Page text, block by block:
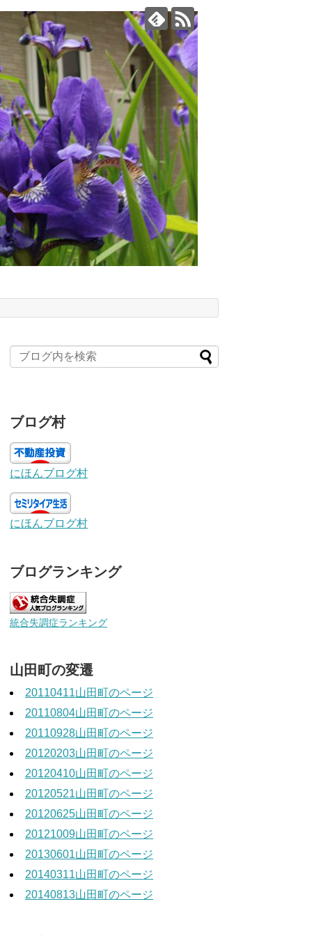
ブログ村
にほんブログ村
にほんブログ村
ブログランキング
統合失調症ランキング
山田町の変遷
20110411山田町のページ
20110804山田町のページ
20110928山田町のページ
20120203山田町のページ
20120410山田町のページ
20120521山田町のページ
20120625山田町のページ
20121009山田町のページ
20130601山田町のページ
20140311山田町のページ
20140813山田町のページ